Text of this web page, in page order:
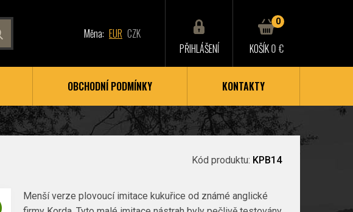
Měna: EUR CZK
PŘIHLÁŠENÍ
0
KOŠÍK0 €
OBCHODNÍ PODMÍNKY KONTAKTY
Kód produktu: KPB14
Menší verze plovoucí imitace kukuřice od známé anglické